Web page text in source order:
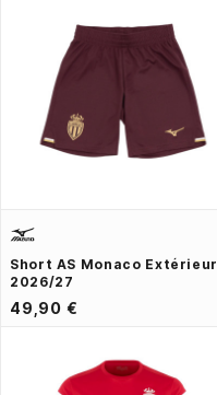
Short AS Monaco Extérieur
2026/27
49,90 €